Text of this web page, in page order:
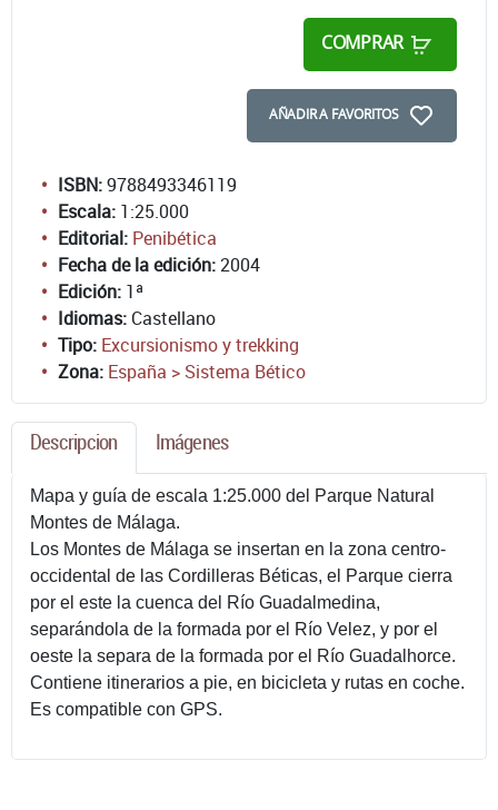
COMPRAR
AÑADIR A FAVORITOS
ISBN:9788493346119
Escala: 1:25.000
Editorial: Penibética
Fecha de la edición:2004
Edición: 1ª
Idiomas: Castellano
Tipo: Excursionismo y trekking
Zona: España > Sistema Bético
Descripcion Imágenes
Mapa y guía de escala 1:25.000 del Parque Natural
Montes de Málaga.
Los Montes de Málaga se insertan en la zona centro-
occidental de las Cordilleras Béticas, el Parque cierra
por el este la cuenca del Río Guadalmedina,
separándola de la formada por el Río Velez, y por el
oeste la separa de la formada por el Río Guadalhorce.
Contiene itinerarios a pie, en bicicleta y rutas en coche.
Es compatible con GPS.